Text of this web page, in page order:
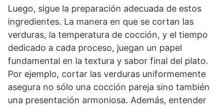
Luego, sigue la preparación adecuada de estos
ingredientes. La manera en que se cortan las
verduras, la temperatura de cocción, y el tiempo
dedicado a cada proceso, juegan un papel
fundamental en la textura y sabor final del plato.
Por ejemplo, cortar las verduras uniformemente
asegura no sólo una cocción pareja sino también
una presentación armoniosa. Además, entender